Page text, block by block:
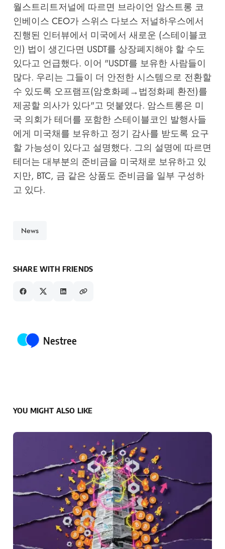
월스트리트저널에 따르면 브라이언 암스트롱 코
인베이스 CEO가 스위스 다보스 저널하우스에서
진행된 인터뷰에서 미국에서 새로운 (스테이블코
인) 법이 생긴다면 USDT를 상장폐지해야 할 수도
있다고 언급했다. 이어 "USDT를 보유한 사람들이
많다. 우리는 그들이 더 안전한 시스템으로 전환할
수 있도록 오프램프(암호화폐→법정화폐 환전)를
제공할 의사가 있다"고 덧붙였다. 암스트롱은 미
국 의회가 테더를 포함한 스테이블코인 발행사들
에게 미국채를 보유하고 정기 감사를 받도록 요구
할 가능성이 있다고 설명했다. 그의 설명에 따르면
테더는 대부분의 준비금을 미국채로 보유하고 있
지만, BTC, 금 같은 상품도 준비금을 일부 구성하
고 있다.
News
SHARE WITH FRIENDS
Posted by
Nestree
YOU MIGHT ALSO LIKE